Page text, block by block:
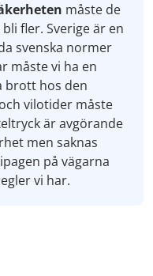
måste de
fler. Sverige är en
svenska normer
måste vi ha en
brott hos den
vilotider måste
är avgörande
men saknas
på vägarna
vi har.